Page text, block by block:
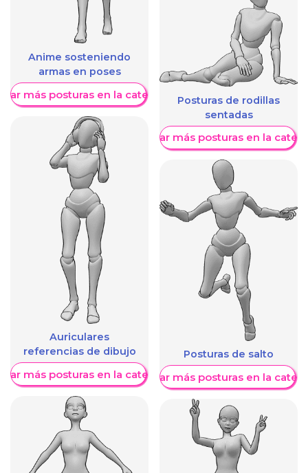
Anime sosteniendo
armas en poses
más posturas en la categoría
Auriculares
referencias de dibujo
más posturas en la categoría
Posturas de rodillas
sentadas
Mostrar más posturas en la
Posturas de salto
Mostrar más posturas en la